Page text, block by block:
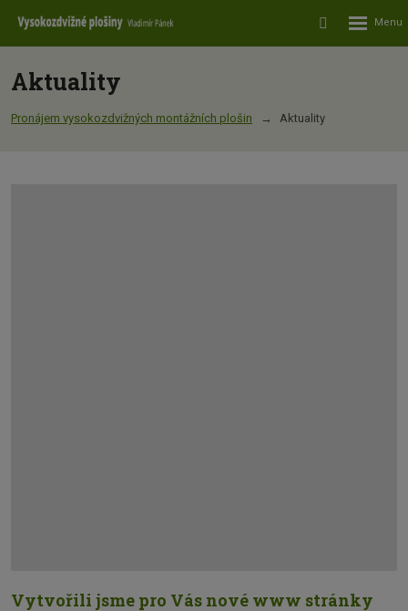
Vyhledávání
Rozbalení
Aktuality
Pronájem vysokozdvižných montážních plošin Aktuality
Vytvořili jsme pro Vás nové www stránky